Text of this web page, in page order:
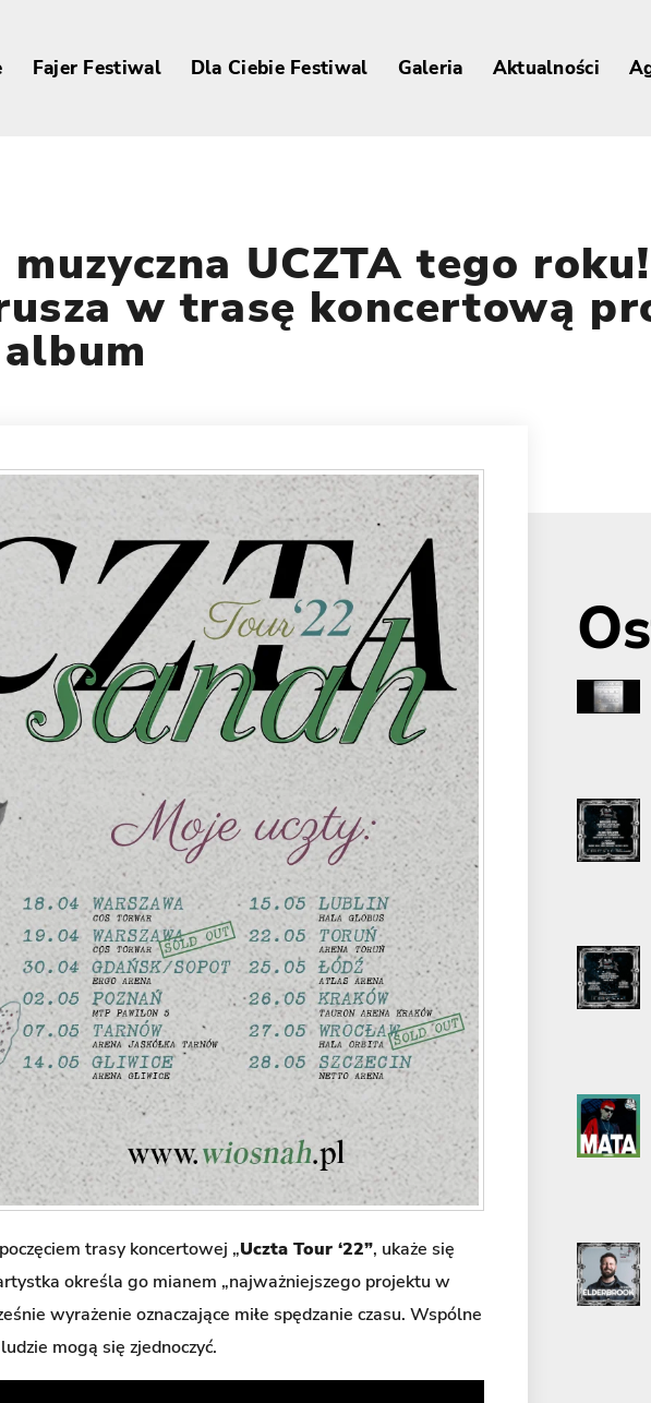
Fajer Festiwal Dla Ciebie Festiwal Galeria Aktualności
UCZTA tego
w trasę koncertową
trasy koncertowej „Uczta Tour ‘22”, ukaże się
określa go mianem „najważniejszego projektu w
wyrażenie oznaczające miłe spędzanie czasu. Wspólne
mogą się zjednoczyć.